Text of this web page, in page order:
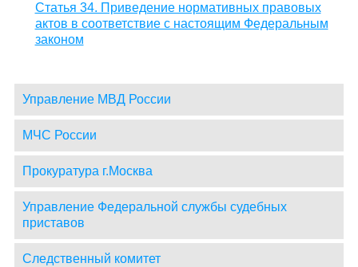
Статья 34. Приведение нормативных правовых
актов в соответствие с настоящим Федеральным
законом
Управление МВД России
МЧС России
Прокуратура г.Москва
Управление Федеральной службы судебных
приставов
Следственный комитет